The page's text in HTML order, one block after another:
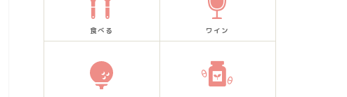
食べる ワイン